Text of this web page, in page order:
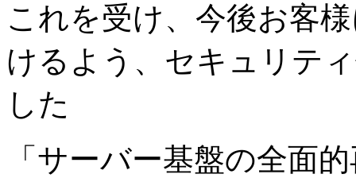
これを受け、今後お客
けるよう、セキュリテ
した
「サーバー基盤の全面